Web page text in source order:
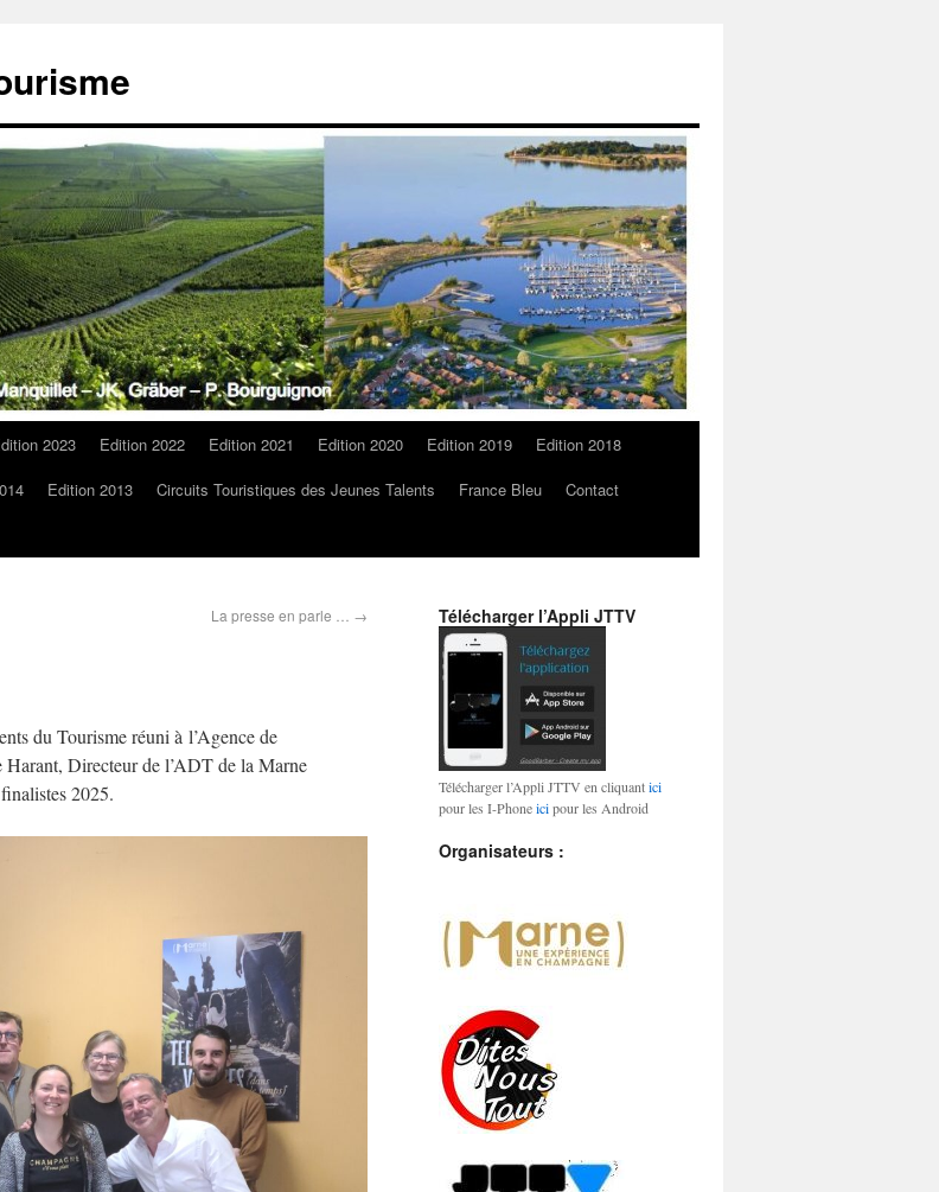
2023 Edition 2022 Edition 2021 Edition 2020 Edition 2019
Edition 2018
Edition 2013 Circuits Touristiques des Jeunes Talents France Bleu
Contact
La presse en parle … →
du Tourisme réuni à l’Agence de
Directeur de l’ADT de la Marne
2025.
Télécharger l’Appli JTTV
Télécharger l’Appli JTTV en cliquantici
pour les I-Phoneicipour les Android
Organisateurs :